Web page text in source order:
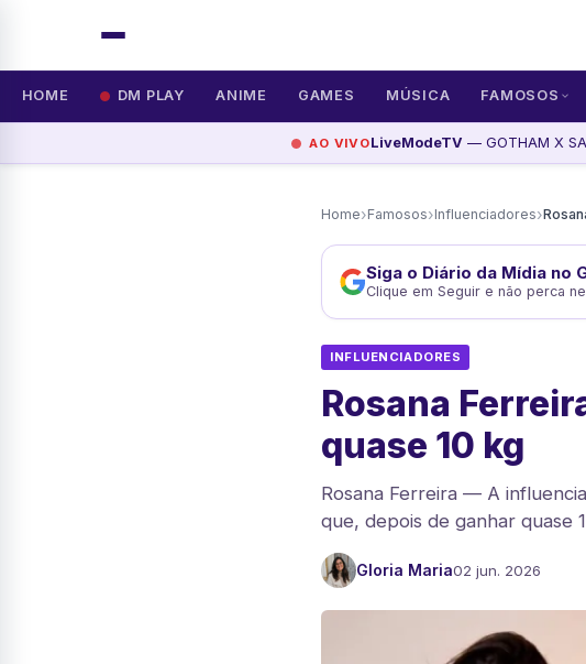
HOME DM PLAY ANIME GAMES MÚSICA FAMOSOS
AO VIVOLiveModeTV — GOTHAM X
Home›Famosos›Influenciadores›
Siga o Diário da Mídia no
Clique em Seguir e não perca
INFLUENCIADORES
Rosana
quase 10 kg
Rosana Ferreira — A
que, depois de ganhar quase
Gloria Maria02 jun. 2026